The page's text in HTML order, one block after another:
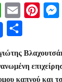
W
h
at
s
A
E
m
ai
l
Pi
e
st
ρ
α
καπνού και